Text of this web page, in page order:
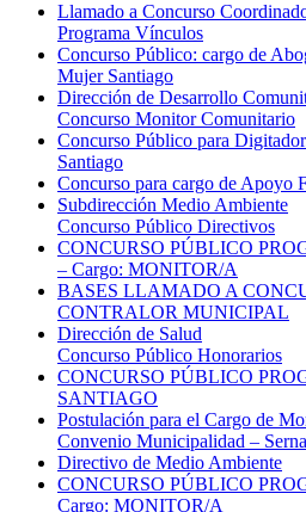
Llamado a Concurso
Programa Vínculos
Concurso Público: cargo de
Mujer Santiago
Dirección de Desarrollo
Concurso Monitor Comunitario
Concurso Público para
Santiago
Concurso para cargo de Apoyo
Subdirección Medio Ambiente
Concurso Público Directivos
CONCURSO PÚBLICO
– Cargo: MONITOR/A
BASES LLAMADO A
CONTRALOR MUNICIPAL
Dirección de Salud
Concurso Público Honorarios
CONCURSO PÚBLICO
SANTIAGO
Postulación para el Cargo de
Convenio Municipalidad –
Directivo de Medio Ambiente
CONCURSO PÚBLICO
Cargo: MONITOR/A